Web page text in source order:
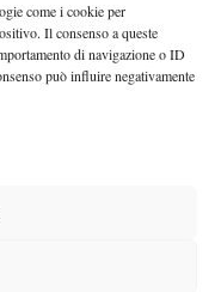
come i cookie per
Il consenso a queste
di navigazione o ID
può influire negativamente
il domani
E BUGUGGIATE